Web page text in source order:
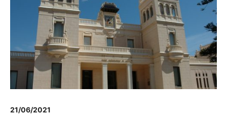
21/06/2021